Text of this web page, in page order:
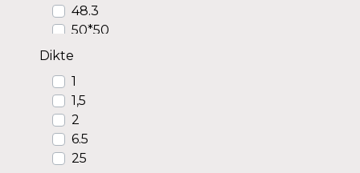
48.3
50*50
182
250
300
400
1000
1250
Dikte
1
1,5
2
6.5
25